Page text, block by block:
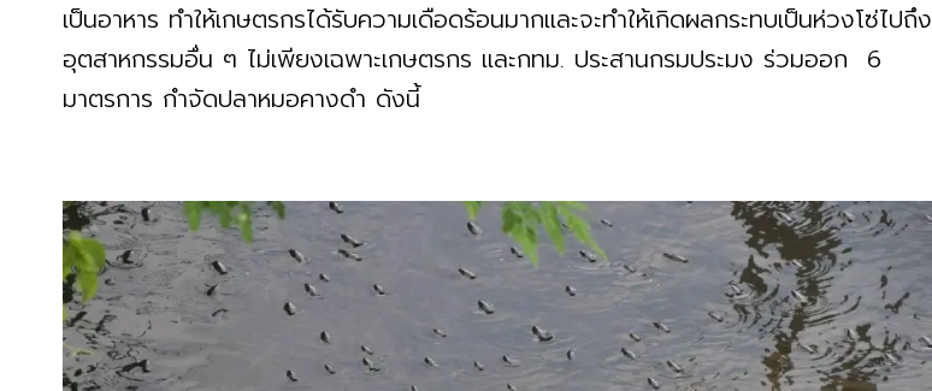
เป็นอาหาร ทำให้เกษตรกรได้รับความเดือดร้อนมากและจะทำให้เกิดผลกระทบเป็นห่วงโซ่ไปถึง
อุตสาหกรรมอื่น ๆ ไม่เพียงเฉพาะเกษตรกร และกทม. ประสานกรมประมง ร่วมออก 6
มาตรการ กำจัดปลาหมอคางดำ ดังนี้